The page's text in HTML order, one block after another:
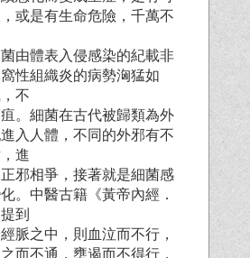
或是有生命危險，千萬不
由體表入侵感染的紀載非
性組織炎的病勢洶猛如
不
。細菌在古代被歸類為外
入人體，不同的外邪有不
進
邪相爭，接著就是細菌感
。中醫古籍《黃帝內經．
到
脈之中，則血泣而不行，
而不通，壅遏而不得行，